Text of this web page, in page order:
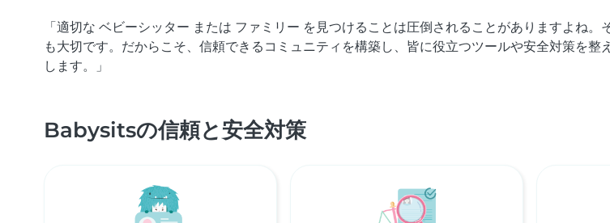
「適切な ベビーシッター または ファミリー を見つけることは圧倒されることがありますよね
も大切です。だからこそ、信頼できるコミュニティを構築し、皆に役立つツールや安全対策を
します。」
Babysitsの信頼と安全対策